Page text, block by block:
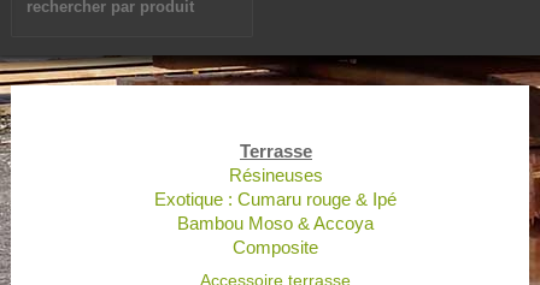
Terrasse
Résineuses
Exotique : Cumaru rouge & Ipé
Bambou Moso & Accoya
Composite
Accessoire terrasse